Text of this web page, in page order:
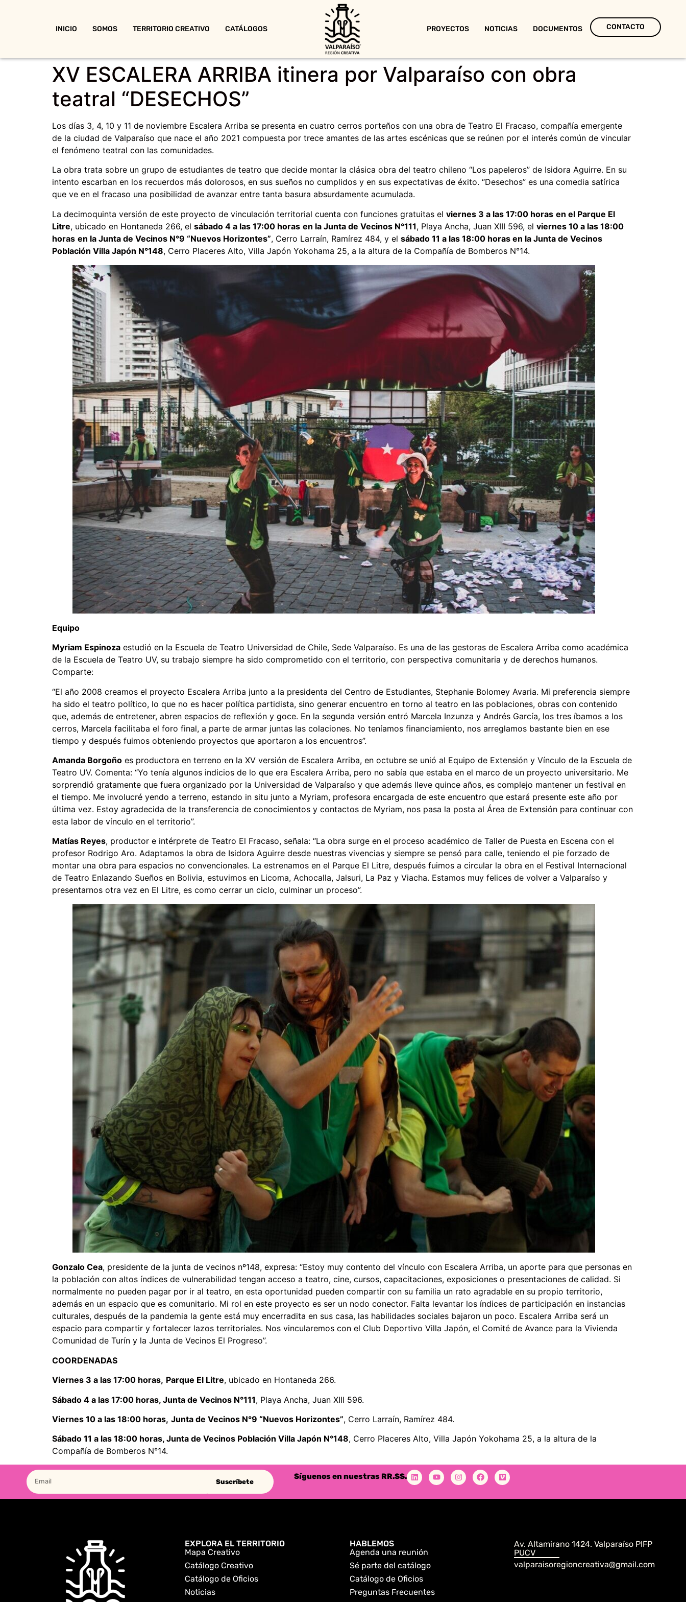
INICIO SOMOS TERRITORIO CREATIVO CATÁLOGOS PROYECTOS NOTICIAS DOCUMENTOS CONTACTO
XV ESCALERA ARRIBA itinera por Valparaíso con obra
teatral “DESECHOS”
Los días 3, 4, 10 y 11 de noviembre Escalera Arriba se presenta en cuatro cerros porteños con una obra de Teatro El Fracaso, compañía emergente
de la ciudad de Valparaíso que nace el año 2021 compuesta por trece amantes de las artes escénicas que se reúnen por el interés común de vincular
el fenómeno teatral con las comunidades.
La obra trata sobre un grupo de estudiantes de teatro que decide montar la clásica obra del teatro chileno “Los papeleros” de Isidora Aguirre. En su
intento escarban en los recuerdos más dolorosos, en sus sueños no cumplidos y en sus expectativas de éxito. “Desechos” es una comedia satírica
que ve en el fracaso una posibilidad de avanzar entre tanta basura absurdamente acumulada.
La decimoquinta versión de este proyecto de vinculación territorial cuenta con funciones gratuitas el viernes 3 a las 17:00 horas en el Parque El
Litre, ubicado en Hontaneda 266, el sábado 4 a las 17:00 horas en la Junta de Vecinos N°111, Playa Ancha, Juan XIII 596, el viernes 10 a las 18:00
horas en la Junta de Vecinos N°9 “Nuevos Horizontes”, Cerro Larraín, Ramírez 484, y el sábado 11 a las 18:00 horas en la Junta de Vecinos
Población Villa Japón N°148, Cerro Placeres Alto, Villa Japón Yokohama 25, a la altura de la Compañía de Bomberos N°14.
Equipo
Myriam Espinoza estudió en la Escuela de Teatro Universidad de Chile, Sede Valparaíso. Es una de las gestoras de Escalera Arriba como académica
de la Escuela de Teatro UV, su trabajo siempre ha sido comprometido con el territorio, con perspectiva comunitaria y de derechos humanos.
Comparte:
“El año 2008 creamos el proyecto Escalera Arriba junto a la presidenta del Centro de Estudiantes, Stephanie Bolomey Avaria. Mi preferencia siempre
ha sido el teatro político, lo que no es hacer política partidista, sino generar encuentro en torno al teatro en las poblaciones, obras con contenido
que, además de entretener, abren espacios de reflexión y goce. En la segunda versión entró Marcela Inzunza y Andrés García, los tres íbamos a los
cerros, Marcela facilitaba el foro final, a parte de armar juntas las colaciones. No teníamos financiamiento, nos arreglamos bastante bien en ese
tiempo y después fuimos obteniendo proyectos que aportaron a los encuentros”.
Amanda Borgoño es productora en terreno en la XV versión de Escalera Arriba, en octubre se unió al Equipo de Extensión y Vínculo de la Escuela de
Teatro UV. Comenta: “Yo tenía algunos indicios de lo que era Escalera Arriba, pero no sabía que estaba en el marco de un proyecto universitario. Me
sorprendió gratamente que fuera organizado por la Universidad de Valparaíso y que además lleve quince años, es complejo mantener un festival en
el tiempo. Me involucré yendo a terreno, estando in situ junto a Myriam, profesora encargada de este encuentro que estará presente este año por
última vez. Estoy agradecida de la transferencia de conocimientos y contactos de Myriam, nos pasa la posta al Área de Extensión para continuar con
esta labor de vínculo en el territorio”.
Matías Reyes, productor e intérprete de Teatro El Fracaso, señala: “La obra surge en el proceso académico de Taller de Puesta en Escena con el
profesor Rodrigo Aro. Adaptamos la obra de Isidora Aguirre desde nuestras vivencias y siempre se pensó para calle, teniendo el pie forzado de
montar una obra para espacios no convencionales. La estrenamos en el Parque El Litre, después fuimos a circular la obra en el Festival Internacional
de Teatro Enlazando Sueños en Bolivia, estuvimos en Licoma, Achocalla, Jalsuri, La Paz y Viacha. Estamos muy felices de volver a Valparaíso y
presentarnos otra vez en El Litre, es como cerrar un ciclo, culminar un proceso”.
Gonzalo Cea, presidente de la junta de vecinos nº148, expresa: “Estoy muy contento del vínculo con Escalera Arriba, un aporte para que personas en
la población con altos índices de vulnerabilidad tengan acceso a teatro, cine, cursos, capacitaciones, exposiciones o presentaciones de calidad. Si
normalmente no pueden pagar por ir al teatro, en esta oportunidad pueden compartir con su familia un rato agradable en su propio territorio,
además en un espacio que es comunitario. Mi rol en este proyecto es ser un nodo conector. Falta levantar los índices de participación en instancias
culturales, después de la pandemia la gente está muy encerradita en sus casa, las habilidades sociales bajaron un poco. Escalera Arriba será un
espacio para compartir y fortalecer lazos territoriales. Nos vincularemos con el Club Deportivo Villa Japón, el Comité de Avance para la Vivienda
Comunidad de Turín y la Junta de Vecinos El Progreso”.
COORDENADAS
Viernes 3 a las 17:00 horas, Parque El Litre, ubicado en Hontaneda 266.
Sábado 4 a las 17:00 horas, Junta de Vecinos N°111, Playa Ancha, Juan XIII 596.
Viernes 10 a las 18:00 horas, Junta de Vecinos N°9 “Nuevos Horizontes”, Cerro Larraín, Ramírez 484.
Sábado 11 a las 18:00 horas, Junta de Vecinos Población Villa Japón N°148, Cerro Placeres Alto, Villa Japón Yokohama 25, a la altura de la
Compañía de Bomberos N°14.
Suscríbete
Síguenos en nuestras RR.SS.
EXPLORA EL TERRITORIO
Mapa Creativo
Catálogo Creativo
Catálogo de Oficios
Noticias
HABLEMOS
Agenda una reunión
Sé parte del catálogo
Catálogo de Oficios
Preguntas Frecuentes
Av. Altamirano 1424. Valparaíso PIFP
PUCV
valparaisoregioncreativa@gmail.com